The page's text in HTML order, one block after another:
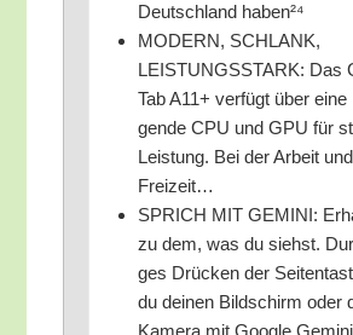
Deutsch­land haben²⁴
MODERN, SCHLANK,
LEISTUNGSSTARK: Das
Tab A11+ ver­fügt über
gen­de CPU und GPU für
Leis­tung. Bei der Arbeit
Freizeit…
SPRICH MIT GEMINI:
zu dem, was du siehst.
ges Drü­cken der
du dei­nen Bild­schirm oder